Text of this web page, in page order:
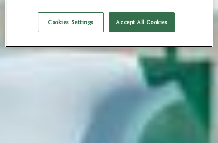
Cookies Settings Accept All Cookies